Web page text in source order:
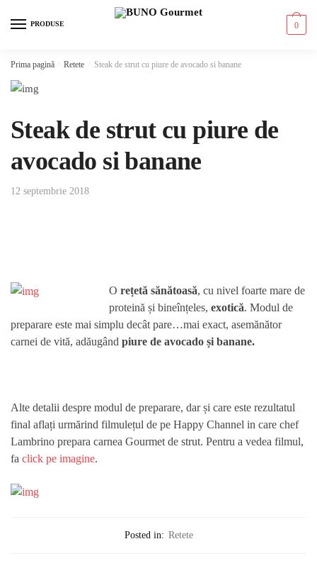
PRODUSE 0
Prima pagină Retete Steak de strut cu piure de avocado si banane
Steak de strut cu piure de
avocado si banane
12 septembrie 2018
Orețetă sănătoasă, cu nivel foarte mare de
proteină și bineînțeles,exotică. Modul de
preparare este mai simplu decât pare…mai exact, asemănător
carnei de vită, adăugând piure de avocado și banane.
Alte detalii despre modul de preparare, dar și care este rezultatul
final aflați urmărind filmulețul de pe Happy Channel in care chef
Lambrino prepara carnea Gourmet de strut. Pentru a vedea filmul,
fa click pe imagine.
Posted in: Retete